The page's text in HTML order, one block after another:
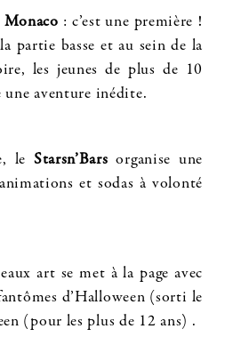
Monaco : c’est une première !
partie basse et au sein de la
les jeunes de plus de 10
aventure inédite.
le Starsn’Bars organise une
et sodas à volonté
art se met à la page avec
d’Halloween (sorti le
(pour les plus de 12 ans) .